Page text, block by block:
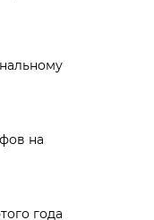
на
года